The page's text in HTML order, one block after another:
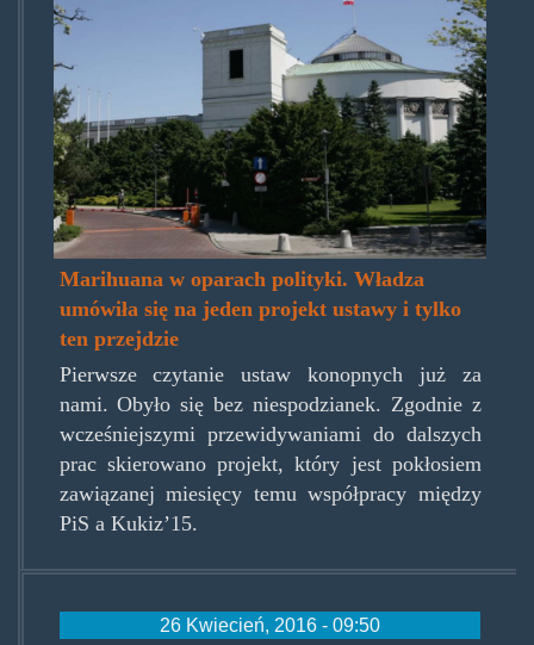
Marihuana w oparach polityki. Władza
umówiła się na jeden projekt ustawy i tylko
ten przejdzie
Pierwsze czytanie ustaw konopnych już za
nami. Obyło się bez niespodzianek. Zgodnie z
wcześniejszymi przewidywaniami do dalszych
prac skierowano projekt, który jest pokłosiem
zawiązanej miesięcy temu współpracy między
PiS a Kukiz’15.
26 Kwiecień, 2016 - 09:50